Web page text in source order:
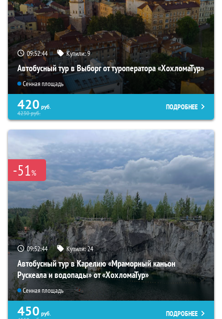
09:52:43 Купили:9
Автобусный тур в Выборг от туроператора «ХохломаТур»
Сенная площадь
420 руб.
4230руб.
ПОДРОБНЕЕ
-51%
09:52:43 Купили:24
Автобусный тур в Карелию «Мраморный каньон
Рускеала и водопады» от «ХохломаТур»
Сенная площадь
450 руб.
ПОДРОБНЕЕ